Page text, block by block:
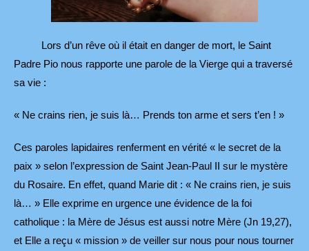
Lors d’un rêve où il était en danger de mort, le Saint
Padre Pio nous rapporte une parole de la Vierge qui a traversé
sa vie :
« Ne crains rien, je suis là… Prends ton arme et sers t’en ! »
Ces paroles lapidaires renferment en vérité « le secret de la
paix » selon l’expression de Saint Jean-Paul II sur le mystère
du Rosaire. En effet, quand Marie dit : « Ne crains rien, je suis
là… » Elle exprime en urgence une évidence de la foi
catholique : la Mère de Jésus est aussi notre Mère (Jn 19,27),
et Elle a reçu « mission » de veiller sur nous pour nous tourner